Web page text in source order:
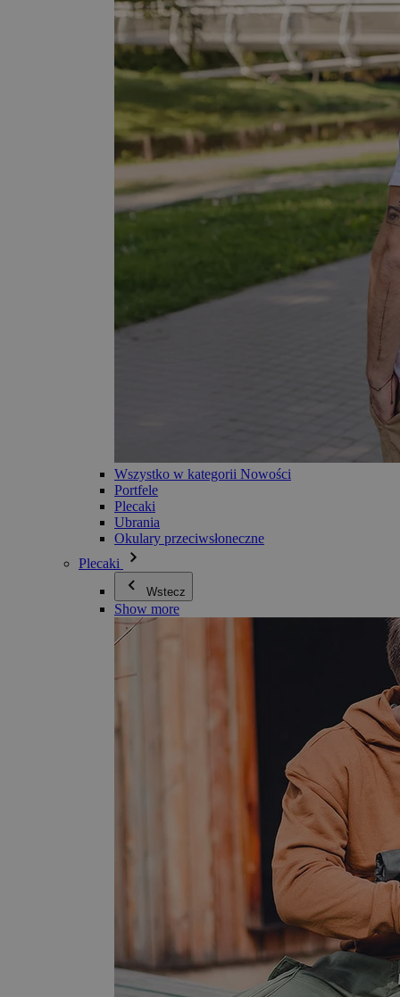
Wszystko w kategorii Nowości
Portfele
Plecaki
Ubrania
Okulary przeciwsłoneczne
Plecaki
Wstecz
Show more